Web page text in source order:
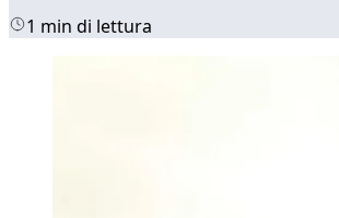
1 min di lettura